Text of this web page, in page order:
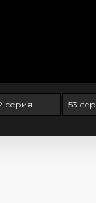
серия 53